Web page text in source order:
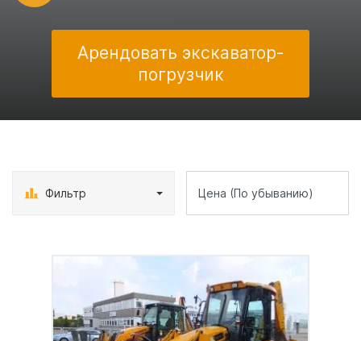
Арендовать экскаватор-
погрузчик
Фильтр